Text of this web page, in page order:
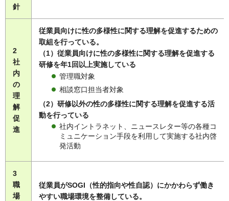
針
2
社
内
の
理
解
促
進
従業員向けに性の多様性に関する理解を促進するための
取組を行っている。
（1）従業員向けに性の多様性に関する理解を促進する
研修を年1回以上実施している
管理職対象
相談窓口担当者対象
（2）研修以外の性の多様性に関する理解を促進する活
動を行っている
社内イントラネット、ニュースレター等の各種コ
ミュニケーション手段を利用して実施する社内啓
発活動
3
職
場
従業員がSOGI（性的指向や性自認）にかかわらず働き
やすい職場環境を整備している。